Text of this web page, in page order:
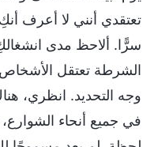
تعتقدي أنني لا أعرف
سرًّا. ألاحظ مدى
الشرطة تعتقل الأشخاص
وجه التحديد. انظري،
في جميع أنحاء